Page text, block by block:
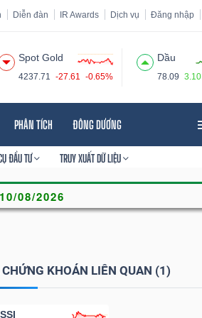
Diễn đàn IR Awards Dịch vụ Đăng nhập
Spot Gold
4237.71 -27.61 -0.65%
Dầu
78.09 3.10
PHÂN TÍCH ĐÔNG DƯƠNG
ĐẦU TƯ TRUY XUẤT DỮ LIỆU
KHOÁN LIÊN QUAN (1)
SSI